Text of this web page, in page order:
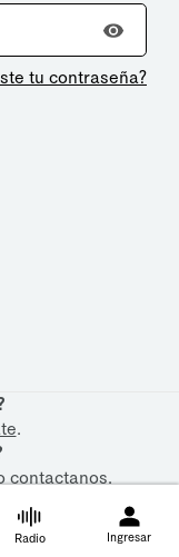
tu contraseña?
.
contactanos.
Radio Ingresar